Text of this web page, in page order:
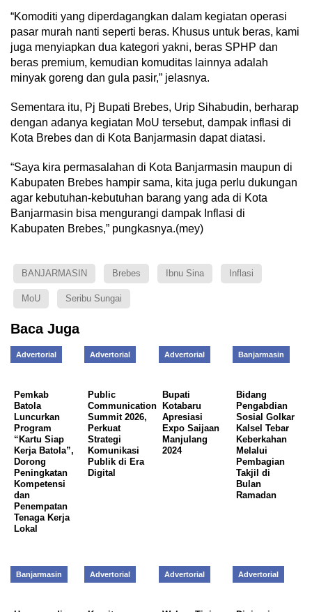
“Komoditi yang diperdagangkan dalam kegiatan operasi
pasar murah nanti seperti beras. Khusus untuk beras, kami
juga menyiapkan dua kategori yakni, beras SPHP dan
beras premium, kemudian komuditas lainnya adalah
minyak goreng dan gula pasir,” jelasnya.
Sementara itu, Pj Bupati Brebes, Urip Sihabudin, berharap
dengan adanya kegiatan MoU tersebut, dampak inflasi di
Kota Brebes dan di Kota Banjarmasin dapat diatasi.
“Saya kira permasalahan di Kota Banjarmasin maupun di
Kabupaten Brebes hampir sama, kita juga perlu dukungan
agar kebutuhan-kebutuhan barang yang ada di Kota
Banjarmasin bisa mengurangi dampak Inflasi di
Kabupaten Brebes,” pungkasnya.(mey)
BANJARMASIN Brebes Ibnu Sina Inflasi
MoU Seribu Sungai
Baca Juga
Advertorial
Pemkab
Batola
Luncurkan
Program
“Kartu Siap
Kerja Batola”,
Dorong
Peningkatan
Kompetensi
dan
Penempatan
Tenaga Kerja
Lokal
Advertorial
Public
Communication
Summit 2026,
Perkuat
Strategi
Komunikasi
Publik di Era
Digital
Advertorial
Bupati
Kotabaru
Apresiasi
Expo Saijaan
Manjulang
2024
Banjarmasin
Bidang
Pengabdian
Sosial Golkar
Kalsel Tebar
Keberkahan
Melalui
Pembagian
Takjil di
Bulan
Ramadan
Banjarmasin Advertorial Advertorial Advertorial